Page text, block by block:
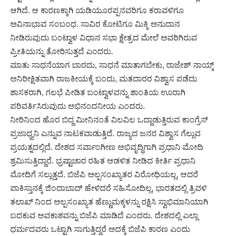
ಆಗಿದೆ. ಆ ಕಾರಣಕ್ಕಾಗಿ ಯಡಿಯೂರಪ್ಪನವರಿಗೂ ಕರಾವಳಿಗೂ
ಅವಿನಾಭಾವ ಸಂಬಂಧ. ಸಾವಿರ ಕೋಟಿಗೂ ಮಿಕ್ಕಿ ಅನುದಾನ
ನೀಡಿರುವುದು ಬಂಟ್ವಾಳ ವಿಧಾನ ಸಭಾ ಕ್ಷೇತ್ರದ ಮೇಲೆ ಅವರಿಗಿರುವ
ಪ್ರೀತಿಯನ್ನು ತೋರಿಸುತ್ತದೆ ಎಂದರು.
ಮಾತು ಸಾಧನೆಯಾಗ ಬಾರದು, ಸಾಧನೆ ಮಾತಾಗಬೇಕು, ರಾಜೇಶ್ ನಾಯ್ಕ್
ಅನಿರೀಕ್ಷಿತವಾಗಿ ರಾಜಕೀಯಕ್ಕೆ ಬಂದು, ಮತದಾರರ ವಿಶ್ವಾಸ ಪಡೆದು
ಶಾಸಕರಾಗಿ, ಗಲಭೆ ಪೀಡಿತ ಬಂಟ್ವಾಳವನ್ನು ಶಾಂತಿಯ ಊರಾಗಿ
ಪರಿವರ್ತಿಸಿರುವುದು ಅಭಿನಂದನೀಯ ಎಂದರು.
ನೀರಿನಿಂದ ಹೊರ ಬಿದ್ದ ಮೀನಿನಂತೆ ವಿಲವಿಲ ಒದ್ದಾಡುತ್ತಿರುವ ಕಾಂಗ್ರೆಸ್
ಪ್ರಜಾಧ್ವನಿ ಎನ್ನುವ ನಾಟಕವಾಡುತ್ತಿದೆ. ರಾಜ್ಯದ ಜನರ ವಿಶ್ವಾಸ ಗೆಲ್ಲುವ
ಪ್ರಯತ್ನದಲ್ಲಿದೆ. ದೇಶದ ಸರ್ವಾಂಗೀಣ ಅಭಿವೃದ್ಧಿಗಾಗಿ ಪ್ರಧಾನಿ ಮೋದಿ
ಶ್ರಮಿಸುತ್ತಿದ್ದಾರೆ. ಭ್ರಷ್ಟಾಚಾರ ರಹಿತ ಆಡಳಿತ ನೀಡಿದ ಕೀರ್ತಿ ಪ್ರಧಾನಿ
ಮೋದಿಗೆ ಸಲ್ಲುತ್ತದೆ. ಬಿಜೆಪಿ ಅಲ್ಪಸಂಖ್ಯಾತರ ವಿರೋಧಿಯಲ್ಲ, ಆದರೆ
ಪಾಕಿಸ್ತಾನಕ್ಕೆ ಜಿಂದಾಬಾದ್ ಹೇಳಿದರೆ ಸಹಿಸೋದಿಲ್ಲ, ಭಾರತದಲ್ಲಿ ತ್ರಿವಳಿ
ತಲಾಖ್ ನಿಂದ ಅಲ್ಪಸಂಖ್ಯಾತ ಹೆಣ್ಣುಮಕ್ಕಳನ್ನು ರಕ್ಷಿಸಿ ಸ್ವಾಭಿಮಾನಿಯಾಗಿ
ಬದಕುವ ಅವಕಾಶವನ್ನು ಬಿಜೆಪಿ ಮಾಡಿದೆ ಎಂದರು. ದೇಶದಲ್ಲಿ ಎಲ್ಲಾ
ಧರ್ಮದವರು ಒಟ್ಟಾಗಿ ಸಾಗುತ್ತಿದ್ದರೆ ಅದಕ್ಕೆ ಬಿಜೆಪಿ ಕಾರಣ ಎಂದು